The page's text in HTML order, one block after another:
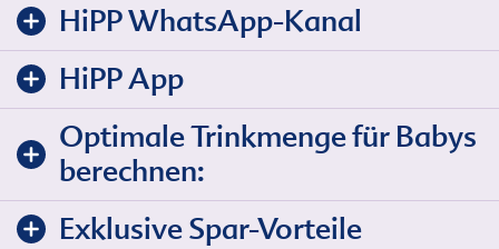
HiPP WhatsApp-Kanal
HiPP App
Optimale Trinkmenge für Babys
berechnen:
Exklusive Spar-Vorteile